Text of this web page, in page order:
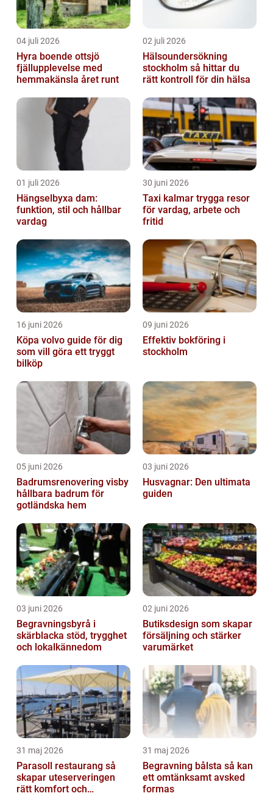
04 juli 2026
Hyra boende ottsjö
fjällupplevelse med
hemmakänsla året runt
02 juli 2026
Hälsoundersökning
stockholm så hittar du
rätt kontroll för din hälsa
01 juli 2026
Hängselbyxa dam:
funktion, stil och hållbar
vardag
30 juni 2026
Taxi kalmar trygga resor
för vardag, arbete och
fritid
16 juni 2026
Köpa volvo guide för dig
som vill göra ett tryggt
bilköp
09 juni 2026
Effektiv bokföring i
stockholm
05 juni 2026
Badrumsrenovering visby
hållbara badrum för
gotländska hem
03 juni 2026
Husvagnar: Den ultimata
guiden
03 juni 2026
Begravningsbyrå i
skärblacka stöd, trygghet
och lokalkännedom
02 juni 2026
Butiksdesign som skapar
försäljning och stärker
varumärket
31 maj 2026
Parasoll restaurang så
skapar uteserveringen
rätt komfort och
31 maj 2026
Begravning bålsta så kan
ett omtänksamt avsked
formas